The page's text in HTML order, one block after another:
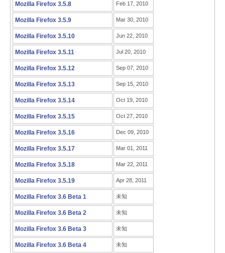
Mozilla Firefox 3.5.8 Feb 17, 2010
Mozilla Firefox 3.5.9 Mar 30, 2010
Mozilla Firefox 3.5.10 Jun 22, 2010
Mozilla Firefox 3.5.11 Jul 20, 2010
Mozilla Firefox 3.5.12 Sep 07, 2010
Mozilla Firefox 3.5.13 Sep 15, 2010
Mozilla Firefox 3.5.14 Oct 19, 2010
Mozilla Firefox 3.5.15 Oct 27, 2010
Mozilla Firefox 3.5.16 Dec 09, 2010
Mozilla Firefox 3.5.17 Mar 01, 2011
Mozilla Firefox 3.5.18 Mar 22, 2011
Mozilla Firefox 3.5.19 Apr 28, 2011
Mozilla Firefox 3.6 Beta 1 未知
Mozilla Firefox 3.6 Beta 2 未知
Mozilla Firefox 3.6 Beta 3 未知
Mozilla Firefox 3.6 Beta 4 未知